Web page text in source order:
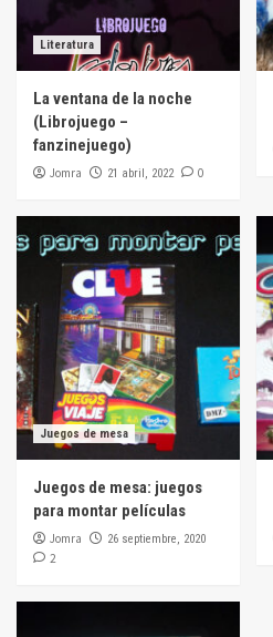
Literatura
La ventana de la noche
(Librojuego –
fanzinejuego)
Jomra 21 abril, 2022 0
Juegos de mesa
Juegos de mesa: juegos
para montar películas
Jomra 26 septiembre, 2020
2